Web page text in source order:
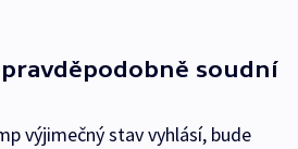
soudní
výjimečný stav vyhlásí, bude